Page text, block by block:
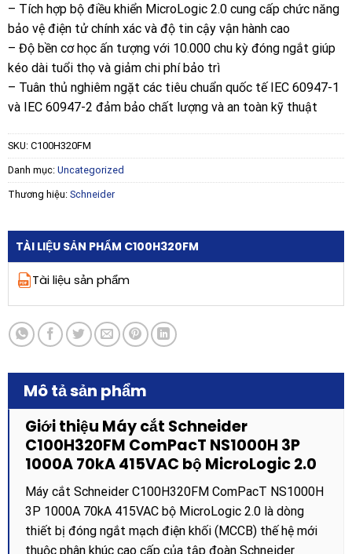
– Tích hợp bộ điều khiển MicroLogic 2.0 cung cấp chức năng
bảo vệ điện tử chính xác và độ tin cậy vận hành cao
– Độ bền cơ học ấn tượng với 10.000 chu kỳ đóng ngắt giúp
kéo dài tuổi thọ và giảm chi phí bảo trì
– Tuân thủ nghiêm ngặt các tiêu chuẩn quốc tế IEC 60947-1
và IEC 60947-2 đảm bảo chất lượng và an toàn kỹ thuật
SKU: C100H320FM
Danh mục: Uncategorized
Thương hiệu: Schneider
TÀI LIỆU SẢN PHẨM C100H320FM
Tài liệu sản phẩm
Mô tả sản phẩm
Giới thiệu Máy cắt Schneider
C100H320FM ComPacT NS1000H 3P
1000A 70kA 415VAC bộ MicroLogic 2.0
Máy cắt Schneider C100H320FM ComPacT NS1000H
3P 1000A 70kA 415VAC bộ MicroLogic 2.0 là dòng
thiết bị đóng ngắt mạch điện khối (MCCB) thế hệ mới
thuộc phân khúc cao cấp của tập đoàn Schneider